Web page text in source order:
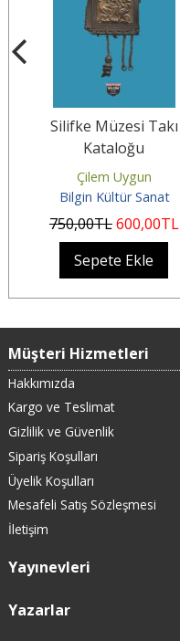
Silifke Müzesi Takı
Kataloğu
Çilem Uygun
Bilgin Kültür Sanat
750,00TL600,00TL
Sepete Ekle
Müşteri Hizmetleri
Hakkımızda
Kargo ve Teslimat
Gizlilik ve Güvenlik
Sipariş Koşulları
Üyelik Koşulları
Mesafeli Satış Sözleşmesi
İletişim
Yayınevleri
Yazarlar